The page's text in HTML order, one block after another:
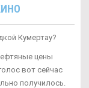
Кумертау?
цены
вот сейчас
получилось.